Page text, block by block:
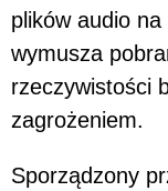
plików audio
wymusza
rzeczywistości
zagrożeniem.
Sporządzony